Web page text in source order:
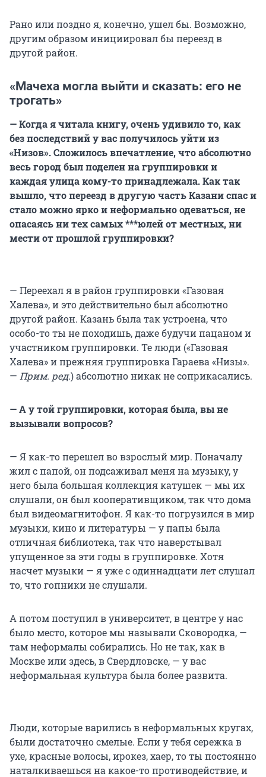
Рано или поздно я, конечно, ушел бы. Возможно,
другим образом инициировал бы переезд в
другой район.
«Мачеха могла выйти и сказать: его не
трогать»
— Когда я читала книгу, очень удивило то, как
без последствий у вас получилось уйти из
«Низов». Сложилось впечатление, что абсолютно
весь город был поделен на группировки и
каждая улица кому-то принадлежала. Как так
вышло, что переезд в другую часть Казани спас и
стало можно ярко и неформально одеваться, не
опасаясь ни тех самых ***юлей от местных, ни
мести от прошлой группировки?
— Переехал я в район группировки «Газовая
Халева», и это действительно был абсолютно
другой район. Казань была так устроена, что
особо-то ты не походишь, даже будучи пацаном и
участником группировки. Те люди («Газовая
Халева» и прежняя группировка Гараева «Низы».
— Прим. ред.) абсолютно никак не соприкасались.
— А у той группировки, которая была, вы не
вызывали вопросов?
— Я как-то перешел во взрослый мир. Поначалу
жил с папой, он подсаживал меня на музыку, у
него была большая коллекция катушек — мы их
слушали, он был кооперативщиком, так что дома
был видеомагнитофон. Я как-то погрузился в мир
музыки, кино и литературы — у папы была
отличная библиотека, так что наверстывал
упущенное за эти годы в группировке. Хотя
насчет музыки — я уже с одиннадцати лет слушал
то, что гопники не слушали.
А потом поступил в университет, в центре у нас
было место, которое мы называли Сковородка, —
там неформалы собирались. Но не так, как в
Москве или здесь, в Свердловске, — у вас
неформальная культура была более развита.
Люди, которые варились в неформальных кругах,
были достаточно смелые. Если у тебя сережка в
ухе, красные волосы, ирокез, хаер, то ты постоянно
наталкиваешься на какое-то противодействие, и